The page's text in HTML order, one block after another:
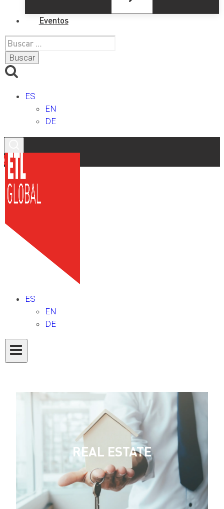
Eventos
Buscar:
ES
EN
DE
Contacto
ES
EN
DE
REAL ESTATE